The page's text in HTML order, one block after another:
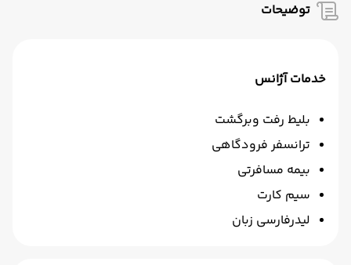
توضیحات
خدمات آژانس
بلیط رفت وبرگشت
ترانسفر فرودگاهی
بیمه مسافرتی
سیم کارت
لیدرفارسی زبان